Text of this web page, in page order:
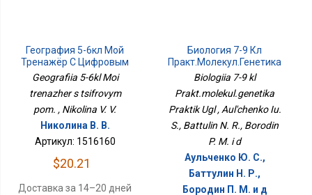
География 5-6кл Мой
Тренажёр С Цифровым
Пом.
Geografiia 5-6kl Moi
trenazher s tsifrovym
pom. , Nikolina V. V.
Николина В. В.
Артикул: 1516160
$20.21
Доставка за 14–20 дней
Биология 7-9 Кл
Практ.молекул.генетика
Практик Угл
Biologiia 7-9 kl
Prakt.molekul.genetika
Praktik Ugl , Aul'chenko Iu.
S., Battulin N. R., Borodin
P. M. i d
Аульченко Ю. С.,
Баттулин Н. Р.,
Бородин П. М. и д